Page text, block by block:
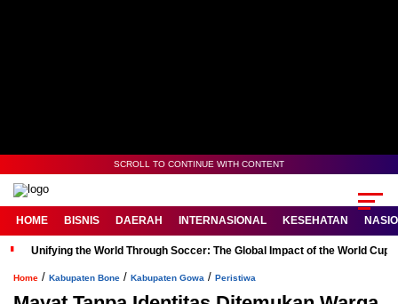
SCROLL TO CONTINUE WITH CONTENT
HOME BISNIS DAERAH INTERNASIONAL KESEHATAN
Unifying the World Through Soccer: The Global Impact of the World Cup
Home / Kabupaten Bone / Kabupaten Gowa / Peristiwa